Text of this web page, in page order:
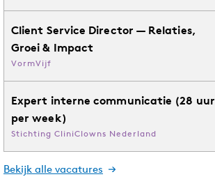
Client Service Director — Relaties,
Groei & Impact
VormVijf
Expert interne communicatie (28 uur
per week)
Stichting CliniClowns Nederland
Bekijk alle vacatures